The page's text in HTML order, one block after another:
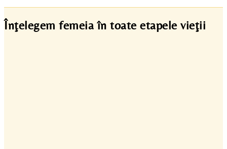
Înţelegem femeia în toate etapele vieţii